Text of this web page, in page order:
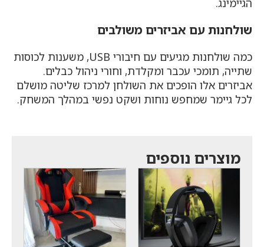
הגיימינג.
שולחנות עם אביזרים משולבים
כמה שולחנות מגיעים עם חיבורי USB, משענות לכוסות
שתייה, תומכי עכבר ומקלדת, וחורי ניהול כבלים.
אביזרים אלו הופכים את השולחן למרכז שליטה מושלם
לכל גיימר שמחפש נוחות ושקט נפשי במהלך המשחק.
מוצרים נוספים